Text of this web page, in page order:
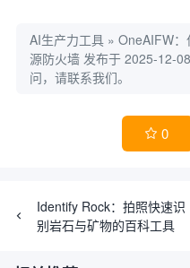
AI生产力工具 » OneAIFW
源防火墙 发布于 2025-12-
问，请联系我们。
 0
Identify Rock：拍照快速识
别岩石与矿物的百科工具